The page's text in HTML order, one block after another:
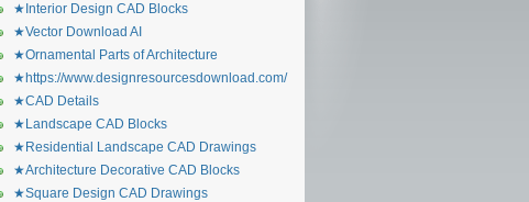
★Interior Design CAD Blocks
★Vector Download AI
★Ornamental Parts of Architecture
★https://www.designresourcesdownload.com/
★CAD Details
★Landscape CAD Blocks
★Residential Landscape CAD Drawings
★Architecture Decorative CAD Blocks
★Square Design CAD Drawings